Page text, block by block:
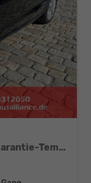
Edition Plus-1,0 TSI 95 PS-5 Jahre Garantie-Tempomat ACC-LED-Winterpaket-16 Zoll-Sofort